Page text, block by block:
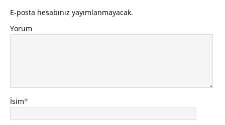
E-posta hesabınız yayımlanmayacak.
Yorum
İsim*